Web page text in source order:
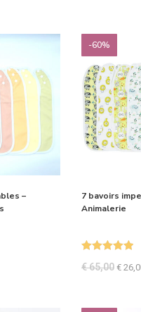
–
-60%
7 bavoirs
Animalerie
€65,00 €